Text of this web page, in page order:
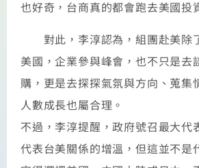
也好奇，台商真的都會跑去美國投
對此，李淳認為，組團赴美除
美國，企業參與峰會，也不只是去
購，更是去探探氣氛與方向、蒐集
人數成長也屬合理。
不過，李淳提醒，政府號召最大代
代表台美關係的增溫，但這並不是